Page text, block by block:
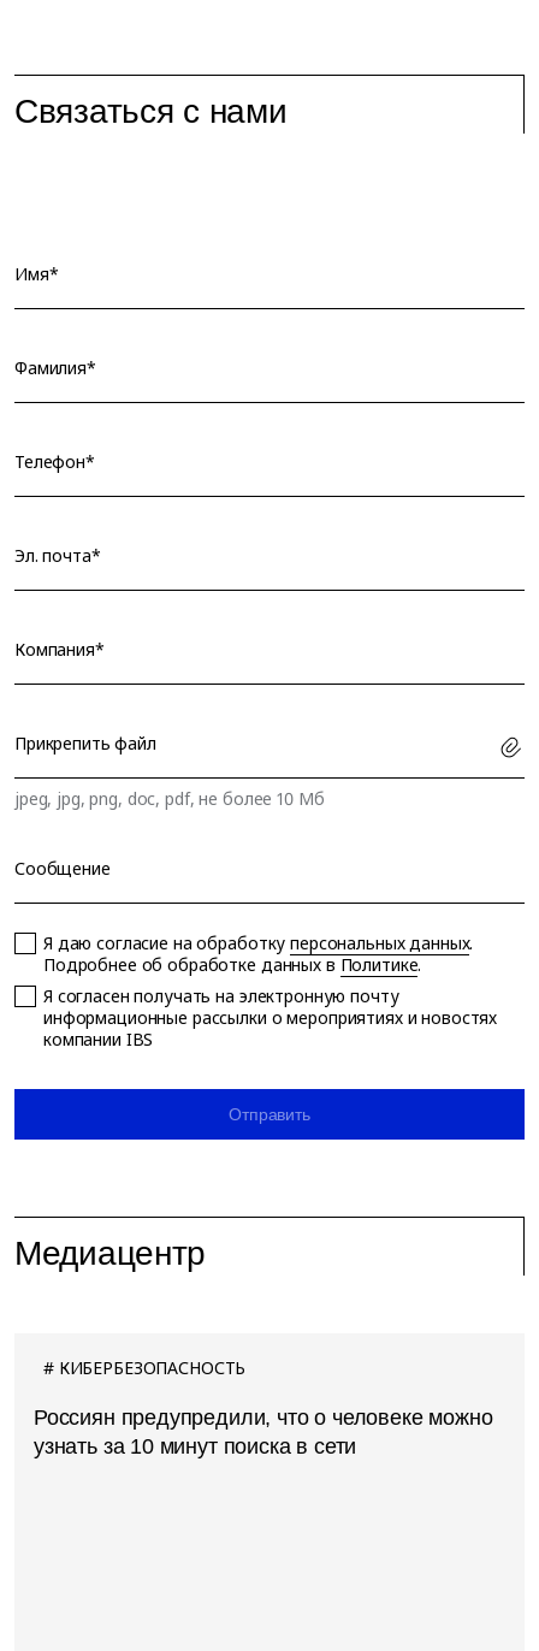
Связаться с нами
Имя*
Фамилия*
Телефон*
Эл. почта*
Компания*
Прикрепить файл
jpeg, jpg, png, doc, pdf, не более 10 Мб
Сообщение
Я даю согласие на обработкуперсональных данных.
Подробнее об обработке данных в Политике.
Я согласен получать на электронную почту
информационные рассылки о мероприятиях и новостях
компании IBS
Отправить
Медиацентр
КИБЕРБЕЗОПАСНОСТЬ
Россиян предупредили, что о человеке можно
узнать за 10 минут поиска в сети